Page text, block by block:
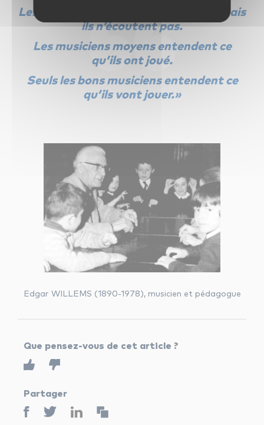
Les médiocres pourraient entendre, mais
ils n’écoutent pas.
Les musiciens moyens entendent ce
qu’ils ont joué.
Seuls les bons musiciens entendent ce
qu’ils vont jouer.»
Edgar WILLEMS (1890-1978), musicien et pédagogue
Que pensez-vous de cet article ?
Partager